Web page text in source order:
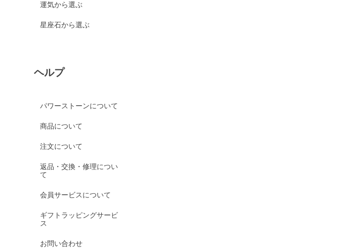
運気から選ぶ
星座石から選ぶ
ヘルプ
パワーストーンについて
商品について
注文について
返品・交換・修理につい
て
会員サービスについて
ギフトラッピングサービ
ス
お問い合わせ